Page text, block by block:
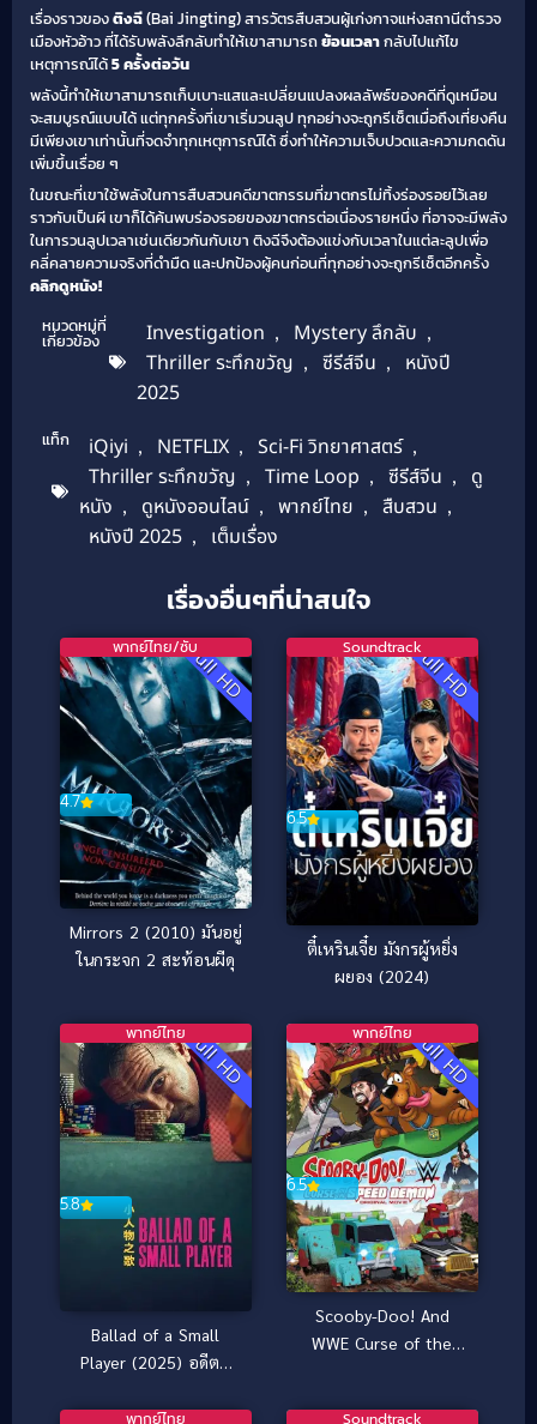
เรื่องราวของติงฉี(Bai Jingting) สารวัตรสืบสวนผู้เก่งกาจแห่งสถานีตำรวจ
เมืองหัวอ้าว ที่ได้รับพลังลึกลับทำให้เขาสามารถย้อนเวลากลับไปแก้ไข
เหตุการณ์ได้5 ครั้งต่อวัน
พลังนี้ทำให้เขาสามารถเก็บเบาะแสและเปลี่ยนแปลงผลลัพธ์ของคดีที่ดูเหมือน
จะสมบูรณ์แบบได้ แต่ทุกครั้งที่เขาเริ่มวนลูป ทุกอย่างจะถูกรีเซ็ตเมื่อถึงเที่ยงคืน
มีเพียงเขาเท่านั้นที่จดจำทุกเหตุการณ์ได้ ซึ่งทำให้ความเจ็บปวดและความกดดัน
เพิ่มขึ้นเรื่อย ๆ
ในขณะที่เขาใช้พลังในการสืบสวนคดีฆาตกรรมที่ฆาตกรไม่ทิ้งร่องรอยไว้เลย
ราวกับเป็นผี เขาก็ได้ค้นพบร่องรอยของฆาตกรต่อเนื่องรายหนึ่ง ที่อาจจะมีพลัง
ในการวนลูปเวลาเช่นเดียวกันกับเขา ติงฉีจึงต้องแข่งกับเวลาในแต่ละลูปเพื่อ
คลี่คลายความจริงที่ดำมืด และปกป้องผู้คนก่อนที่ทุกอย่างจะถูกรีเซ็ตอีกครั้ง
คลิกดูหนัง!
หมวดหมู่ที่
เกี่ยวข้อง Investigation , Mystery ลึกลับ ,
Thriller ระทึกขวัญ , ซีรีส์จีน ,
หนังปี
2025
แท็ก iQiyi , NETFLIX , Sci-Fi วิทยาศาสตร์ ,
Thriller ระทึกขวัญ , Time Loop , ซีรีส์จีน ,
ดู
หนัง , ดูหนังออนไลน์ , พากย์ไทย , สืบสวน ,
หนังปี 2025 , เต็มเรื่อง
เรื่องอื่นๆที่น่าสนใจ
Full HD
4.7
พากย์ไทย/ซับ
Mirrors 2 (2010) มันอยู่
ในกระจก 2 สะท้อนผีดุ
Full HD
6.5
Soundtrack
ตี๋เหรินเจี๋ย มังกรผู้หยิ่ง
ผยอง (2024)
Full HD
5.8
พากย์ไทย
Ballad of a Small
Player (2025) อดีตที่
ฝืน
Full HD
6.5
พากย์ไทย
Scooby-Doo! And
WWE Curse of the
พากย์ไทย Soundtrack